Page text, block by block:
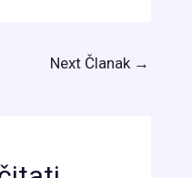
Next Članak →